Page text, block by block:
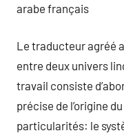
arabe français
Le traducteur agréé
entre deux univers
travail consiste
précise de l’origine
particularités: le